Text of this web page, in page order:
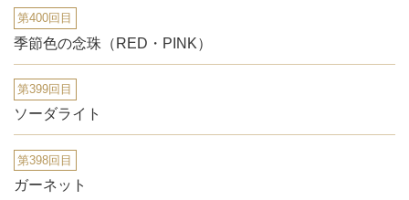
第400回目
季節色の念珠（RED・PINK）
第399回目
ソーダライト
第398回目
ガーネット